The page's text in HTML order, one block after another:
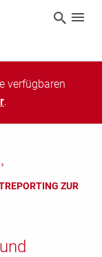
verfügbaren
.
ZUR